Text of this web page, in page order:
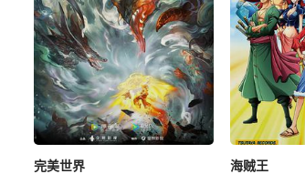
完美世界
海贼王